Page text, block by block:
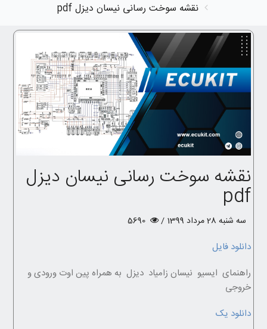
نقشه سوخت رسانی نیسان دیزل pdf
نقشه سوخت رسانی نیسان دیزل
pdf
سه شنبه 28 مرداد 1399 /
دانلود فایل
راهنمای ایسیو نیسان زامیاد دیزل به همراه پین اوت ورودی و
خروجی
دانلود یک